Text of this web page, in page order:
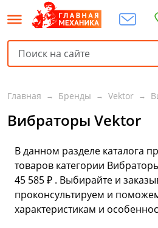
Главная Бренды Vektor
Вибраторы Vektor
В данном разделе каталога
товаров категории
45 585 ₽ . Выбирайте и
проконсультируем и
характеристикам и